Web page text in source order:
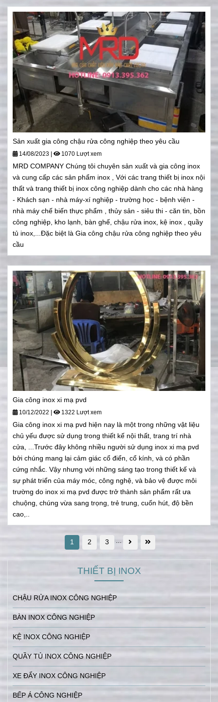
Sản xuất gia công chậu rửa công nghiệp theo yêu cầu
14/08/2023 | 1070 Lượt xem
MRD COMPANY Chúng tôi chuyên sản xuất và gia công inox
và cung cấp các sản phẩm inox , Với các trang thiết bị inox nội
thất và trang thiết bị inox công nghiệp dành cho các nhà hàng
- Khách sạn - nhà máy-xí nghiệp - trường học - bệnh viện -
nhà máy chế biến thực phẩm , thủy sản - siêu thi - căn tin, bồn
công nghiệp, kho lạnh, bàn ghế, chậu rửa inox, kệ inox , quầy
tủ inox,...Đặc biệt là Gia công chậu rửa công nghiệp theo yêu
cầu
Gia công inox xi mạ pvd
10/12/2022 1322 Lượt xem
Gia công inox xi mạ pvd hiện nay là một trong những vật liệu
chủ yếu được sử dụng trong thiết kế nội thất, trang trí nhà
cửa, ...Trước đây không nhiều người sử dụng inox xi mạ pvd
bởi chúng mang lại cảm giác cổ điển, cổ kính, và có phần
cứng nhắc. Vậy nhưng với những sáng tạo trong thiết kế và
sự phát triển của máy móc, công nghệ, và bảo vệ được môi
trường do inox xi mạ pvd được trở thành sản phẩm rất ưa
chuộng, chúng vừa sang trọng, trẻ trung, cuốn hút, độ bền
cao,..
1 2 3
THIẾT BỊ INOX
CHẬU RỬA INOX CÔNG NGHIỆP
BÀN INOX CÔNG NGHIỆP
KỆ INOX CÔNG NGHIỆP
QUẦY TỦ INOX CÔNG NGHIỆP
XE ĐẨY INOX CÔNG NGHIỆP
BẾP Á CÔNG NGHIỆP